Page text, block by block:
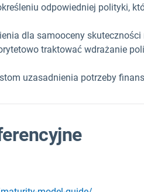
odpowiedniej polityki,
dla samooceny
traktować wdrażanie
uzasadnienia potrzeby